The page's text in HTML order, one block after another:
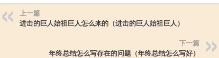
上一篇
进击的巨人始祖巨人怎么来的（进击的巨人始祖巨人）
下一篇
年终总结怎么写存在的问题（年终总结怎么写好）